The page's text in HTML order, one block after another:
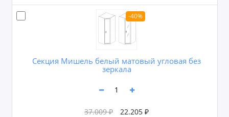
-40%
Секция Мишель белый матовый угловая без
зеркала
37.009 ₽ 22.205 ₽